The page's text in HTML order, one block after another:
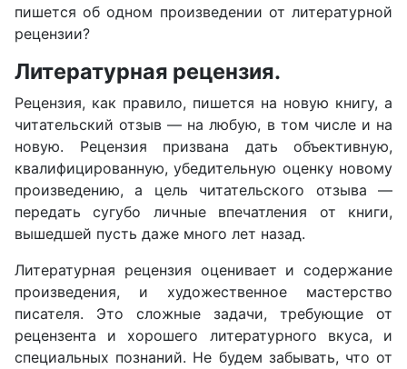
пишется об одном произведении от литературной
рецензии?
Литературная рецензия.
Рецензия, как правило, пишется на новую книгу, а
читательский отзыв — на любую, в том числе и на
новую. Рецензия призвана дать объективную,
квалифицированную, убедительную оценку новому
произведению, а цель читательского отзыва —
передать сугубо личные впечатления от книги,
вышедшей пусть даже много лет назад.
Литературная рецензия оценивает и содержание
произведения, и художественное мастерство
писателя. Это сложные задачи, требующие от
рецензента и хорошего литературного вкуса, и
специальных познаний. Не будем забывать, что от